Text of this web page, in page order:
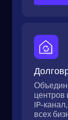
центров
IP-
всех